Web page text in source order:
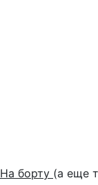
На борту (а еще